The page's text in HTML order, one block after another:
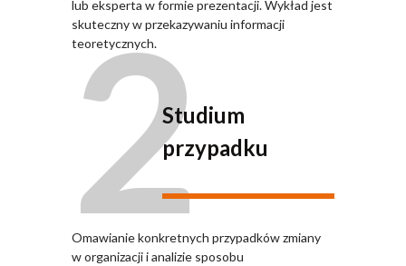
lub eksperta w formie prezentacji. Wykład jest
skuteczny w przekazywaniu informacji
teoretycznych.
2Studium
przypadku
Omawianie konkretnych przypadków zmiany
w organizacji i analizie sposobu